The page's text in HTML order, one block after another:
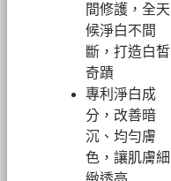
間修護，全天
候淨白不間
斷，打造白皙
奇蹟
專利淨白成
分，改善暗
沉、均勻膚
色，讓肌膚細